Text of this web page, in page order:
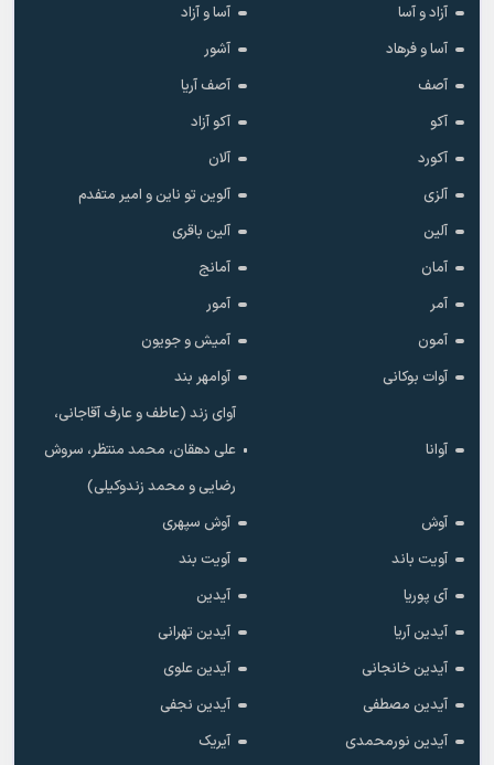
آزاد و آسا
آسا و آزاد
آسا و فرهاد
آشور
آصف
آصف آریا
آکو
آکو آزاد
آکورد
آلان
آلزی
آلوین تو ناین و امیر متفدم
آلین
آلین باقری
آمان
آمانج
آمر
آمور
آمون
آمیش و جویون
آوات بوکانی
آوامهر بند
آوانا
آوای زند (عاطف و عارف آقاجانی،
علی دهقان، محمد منتظر، سروش
رضایی و محمد زندوکیلی)
آوش
آوش سپهری
آویت باند
آویت بند
آی پوریا
آیدین
آیدین آریا
آیدین تهرانی
آیدین خانجانی
آیدین علوی
آیدین مصطفی
آیدین نجفی
آیدین نورمحمدی
آیریک